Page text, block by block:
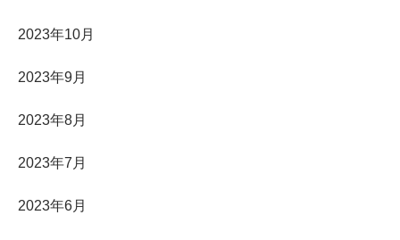
2023年10月
2023年9月
2023年8月
2023年7月
2023年6月